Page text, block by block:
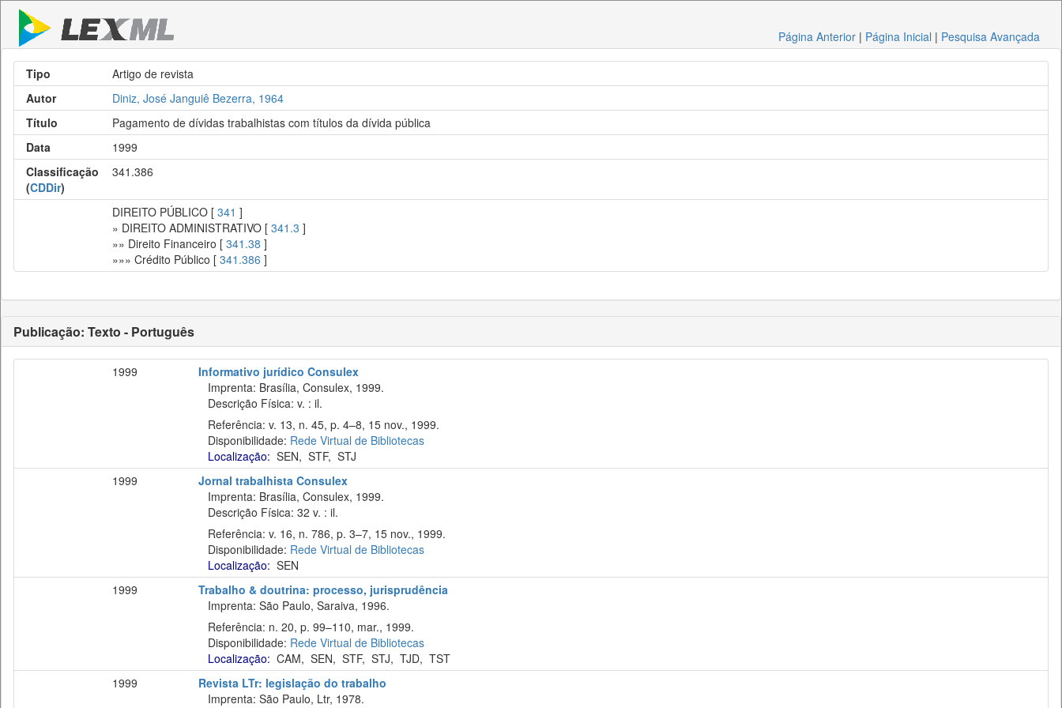
Página Anterior | Página Inicial | Pesquisa Avançada
Tipo
Artigo de revista
Autor
Diniz, José Janguiê Bezerra, 1964
Título
Pagamento de dívidas trabalhistas com títulos da dívida pública
Data
1999
Classificação
(CDDir)
341.386
DIREITO PÚBLICO [ 341 ]
» DIREITO ADMINISTRATIVO [ 341.3 ]
»» Direito Financeiro [ 341.38 ]
»»» Crédito Público [ 341.386 ]
Publicação: Texto - Português
1999
Informativo jurídico Consulex
Imprenta: Brasília, Consulex, 1999.
Descrição Física: v. : il.
Referência: v. 13, n. 45, p. 4–8, 15 nov., 1999.
Disponibilidade: Rede Virtual de Bibliotecas
Localização: SEN, STF, STJ
1999
Jornal trabalhista Consulex
Imprenta: Brasília, Consulex, 1999.
Descrição Física: 32 v. : il.
Referência: v. 16, n. 786, p. 3–7, 15 nov., 1999.
Disponibilidade: Rede Virtual de Bibliotecas
Localização: SEN
1999
Trabalho & doutrina: processo, jurisprudência
Imprenta: São Paulo, Saraiva, 1996.
Referência: n. 20, p. 99–110, mar., 1999.
Disponibilidade: Rede Virtual de Bibliotecas
Localização: CAM, SEN, STF, STJ, TJD, TST
1999
Revista LTr: legislação do trabalho
Imprenta: São Paulo, Ltr, 1978.